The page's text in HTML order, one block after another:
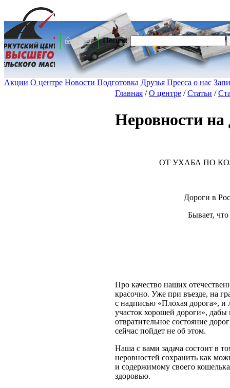
Поиск:
Акции О центре Новости Подготовка Друзья Пресса о нас
Главная /О центре /Статьи /
Неровности на
ОТ УХАБА ПО
Дороги в
Бывает,
Про качество наших
красочно. Уже при въезде, на
с надписью «Плохая дорога», и
участок хорошей дороги», дабы
отвратительное состояние
сейчас пойдет не об этом.
Наша с вами задача состоит в
неровностей сохранить как
и содержимому своего
здоровью.